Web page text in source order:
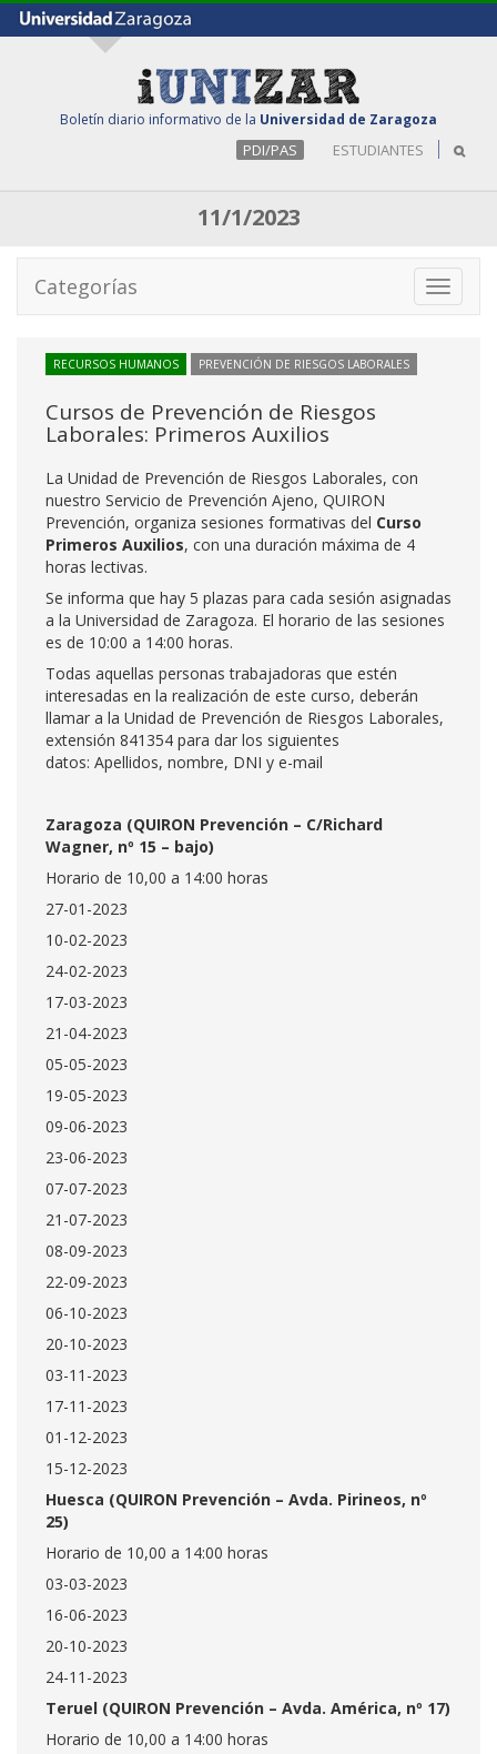
Boletín diario informativo de la Universidad de Zaragoza
PDI/PAS ESTUDIANTES
11/1/2023
Toggle
Categorías
RECURSOS HUMANOS PREVENCIÓN DE RIESGOS LABORALES
Cursos de Prevención de Riesgos
Laborales: Primeros Auxilios
La Unidad de Prevención de Riesgos Laborales, con
nuestro Servicio de Prevención Ajeno, QUIRON
Prevención, organiza sesiones formativas del Curso
Primeros Auxilios, con una duración máxima de 4
horas lectivas.
Se informa que hay 5 plazas para cada sesión asignadas
a la Universidad de Zaragoza. El horario de las sesiones
es de 10:00 a 14:00 horas.
Todas aquellas personas trabajadoras que estén
interesadas en la realización de este curso, deberán
llamar a la Unidad de Prevención de Riesgos Laborales,
extensión 841354 para dar los siguientes
datos: Apellidos, nombre, DNI y e-mail
Zaragoza (QUIRON Prevención – C/Richard
Wagner, nº 15 – bajo)
Horario de 10,00 a 14:00 horas
27-01-2023
10-02-2023
24-02-2023
17-03-2023
21-04-2023
05-05-2023
19-05-2023
09-06-2023
23-06-2023
07-07-2023
21-07-2023
08-09-2023
22-09-2023
06-10-2023
20-10-2023
03-11-2023
17-11-2023
01-12-2023
15-12-2023
Huesca (QUIRON Prevención – Avda. Pirineos, nº
25)
Horario de 10,00 a 14:00 horas
03-03-2023
16-06-2023
20-10-2023
24-11-2023
Teruel (QUIRON Prevención – Avda. América, nº 17)
Horario de 10,00 a 14:00 horas